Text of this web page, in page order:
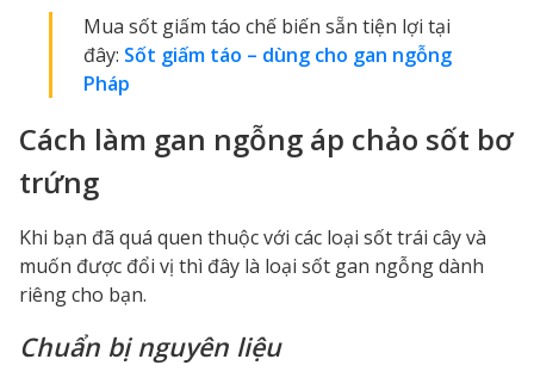
Mua sốt giấm táo chế biến sẵn tiện lợi tại
đây: Sốt giấm táo – dùng cho gan ngỗng
Pháp
Cách làm gan ngỗng áp chảo sốt bơ
trứng
Khi bạn đã quá quen thuộc với các loại sốt trái cây và
muốn được đổi vị thì đây là loại sốt gan ngỗng dành
riêng cho bạn.
Chuẩn bị nguyên liệu